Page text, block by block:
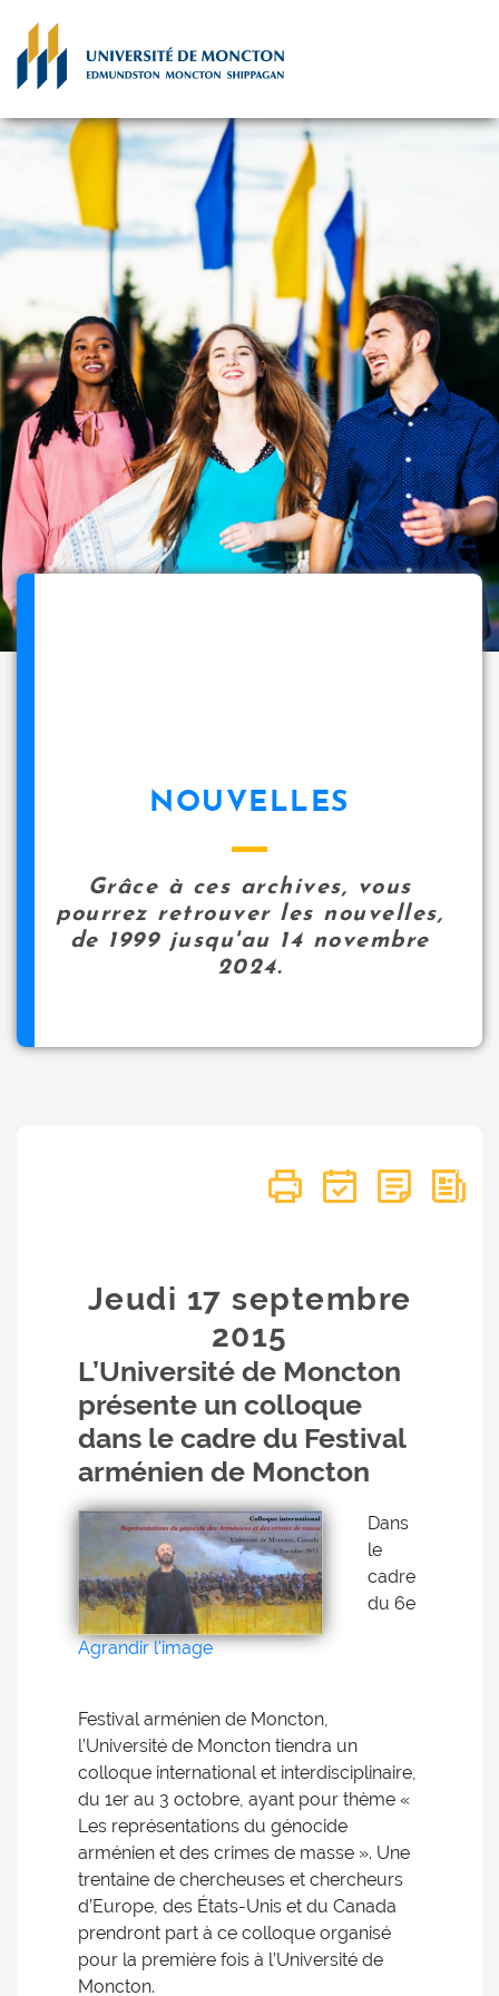
NOUVELLES
Grâce à ces archives, vous
pourrez retrouver les nouvelles,
de 1999 jusqu'au 14 novembre
2024.
Jeudi 17 septembre
2015
L’Université de Moncton
présente un colloque
dans le cadre du Festival
arménien de Moncton
Agrandir l'image
Dans
le
cadre
du 6e
Festival arménien de Moncton,
l’Université de Moncton tiendra un
colloque international et interdisciplinaire,
du 1er au 3 octobre, ayant pour thème «
Les représentations du génocide
arménien et des crimes de masse ». Une
trentaine de chercheuses et chercheurs
d’Europe, des États-Unis et du Canada
prendront part à ce colloque organisé
pour la première fois à l’Université de
Moncton.